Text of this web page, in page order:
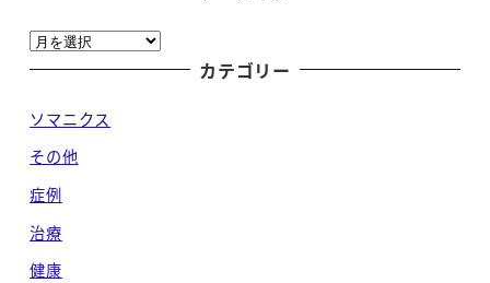
ア
ー
イ
ブ
カテゴリー
ソマニクス
その他
症例
治療
健康